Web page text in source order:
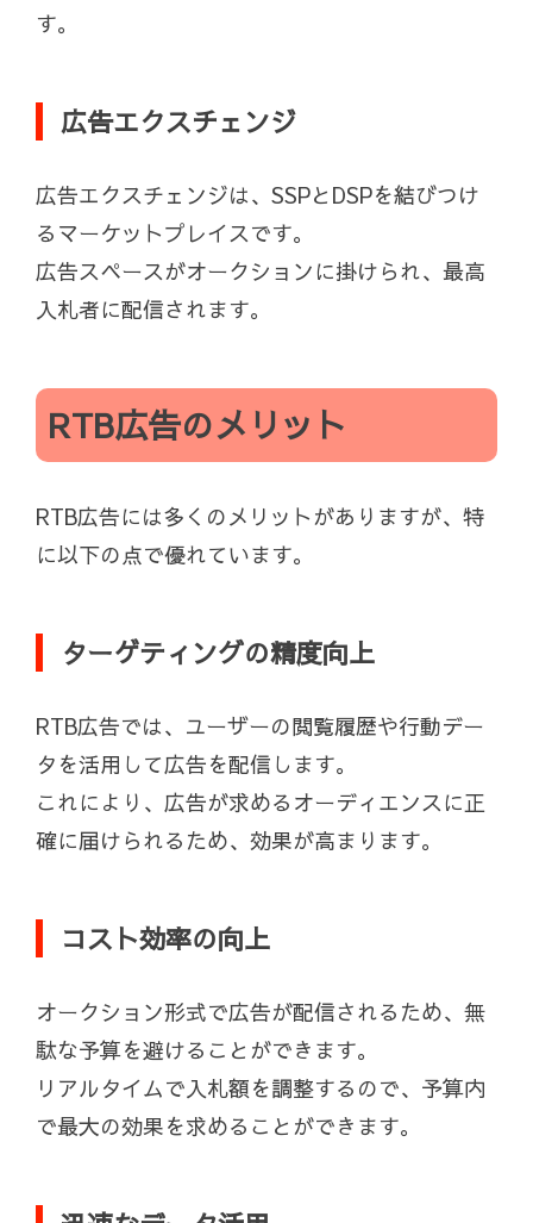
す。
広告エクスチェンジ
広告エクスチェンジは、SSPとDSPを結びつけ
るマーケットプレイスです。
広告スペースがオークションに掛けられ、最高
入札者に配信されます。
RTB広告のメリット
RTB広告には多くのメリットがありますが、特
に以下の点で優れています。
ターゲティングの精度向上
RTB広告では、ユーザーの閲覧履歴や行動デー
タを活用して広告を配信します。
これにより、広告が求めるオーディエンスに正
確に届けられるため、効果が高まります。
コスト効率の向上
オークション形式で広告が配信されるため、無
駄な予算を避けることができます。
リアルタイムで入札額を調整するので、予算内
で最大の効果を求めることができます。